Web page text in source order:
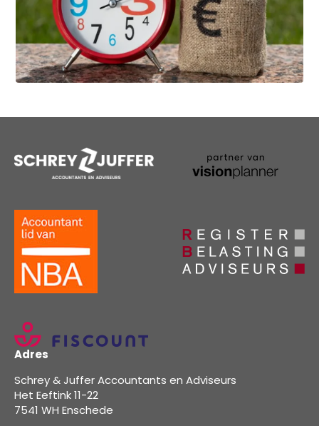
Adres
Schrey & Juffer Accountants en Adviseurs
Het Eeftink 11-22
7541 WH Enschede